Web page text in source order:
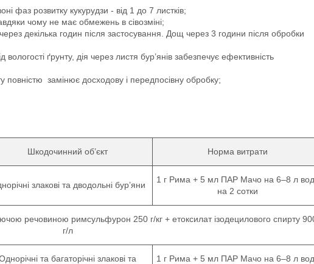
фаз розвитку кукурудзи - від 1 до 7 листків;
чому не має обмежень в сівозміні;
декілька годин після застосування. Дощ через 3 години після обробки
вологості ґрунту, дія через листя бур’янів забезпечує ефективність
повністю замінює досходову і передпосівну обробку;
Шкодочинний об’єкт Норма витрати
злакові та дводольні бур’яни
1 г Рима + 5 мл ПАР Мачо на 6–8 л
на 2 сотки
речовиною римсульфурон 250 г/кг + етоксилат ізодецилового спирту
г/л
та багаторічні злакові та
1 г Рима + 5 мл ПАР Мачо на 6–8 л